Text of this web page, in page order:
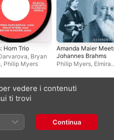
Horn Trio
, Bryan
, Philip Myers
Amanda Maier
Johannes Brahms
Philip Myers, Elmira
vedere i contenuti
ti trovi
Continua